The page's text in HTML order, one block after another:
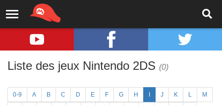
Liste des jeux Nintendo 2DS (0)
0-9 A B C D E F G H J K L M